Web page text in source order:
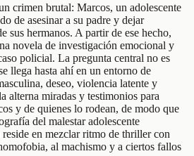
crimen brutal: Marcos, un adolescente
de asesinar a su padre y dejar
sus hermanos. A partir de ese hecho,
novela de investigación emocional y
policial. La pregunta central no es
llega hasta ahí en un entorno de
deseo, violencia latente y
alterna miradas y testimonios para
y de quienes lo rodean, de modo que
del malestar adolescente
en mezclar ritmo de thriller con
al machismo y a ciertos fallos